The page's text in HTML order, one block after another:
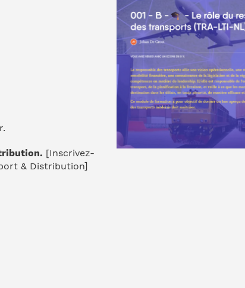
[Inscrivez-
& Distribution]